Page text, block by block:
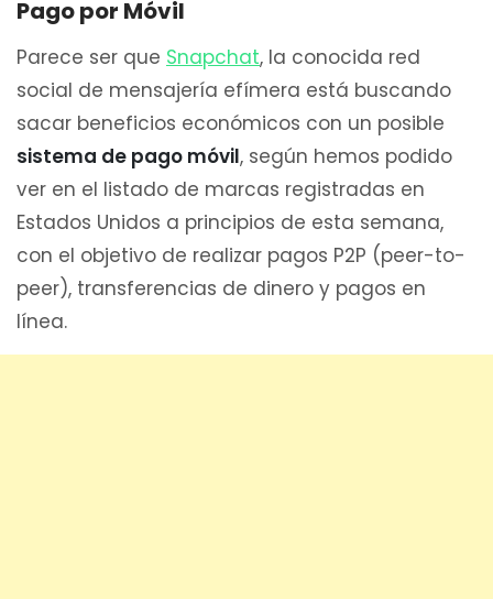
Pago por Móvil
Parece ser que Snapchat, la conocida red
social de mensajería efímera está buscando
sacar beneficios económicos con un posible
sistema de pago móvil, según hemos podido
ver en el listado de marcas registradas en
Estados Unidos a principios de esta semana,
con el objetivo de realizar pagos P2P (peer-to-
peer), transferencias de dinero y pagos en
línea.